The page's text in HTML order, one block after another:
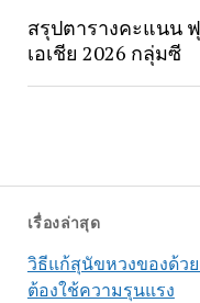
เรื่องล่าสุด
วิธีแก้สุนัขหวงของด้ว
ต้องใช้ความรุนแรง
สรุปตารางคะแนน
เอเชีย 2026 กลุ่มซี